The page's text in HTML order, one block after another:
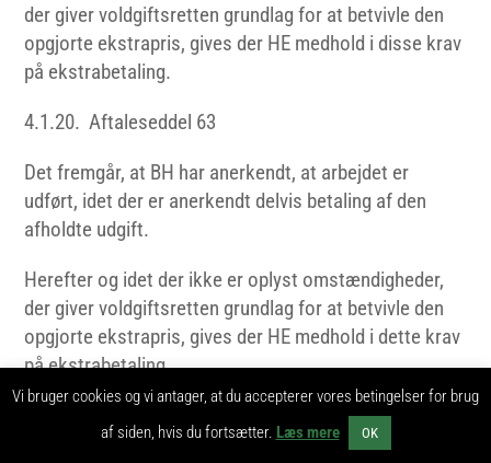
der giver voldgiftsretten grundlag for at betvivle den
opgjorte ekstrapris, gives der HE medhold i disse krav
på ekstrabetaling.
4.1.20. Aftaleseddel 63
Det fremgår, at BH har anerkendt, at arbejdet er
udført, idet der er anerkendt delvis betaling af den
afholdte udgift.
Herefter og idet der ikke er oplyst omstændigheder,
der giver voldgiftsretten grundlag for at betvivle den
opgjorte ekstrapris, gives der HE medhold i dette krav
på ekstrabetaling.
Vi bruger cookies og vi antager, at du accepterer vores betingelser for brug
af siden, hvis du fortsætter. Læs mere OK